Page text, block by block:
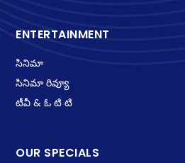
ENTERTAINMENT
సినిమా
సినిమా రివ్యూ
టీవీ & ఓ టి టి
OUR SPECIALS